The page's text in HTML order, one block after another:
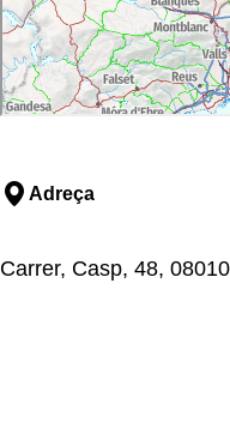
Adreça
Carrer, Casp, 48,